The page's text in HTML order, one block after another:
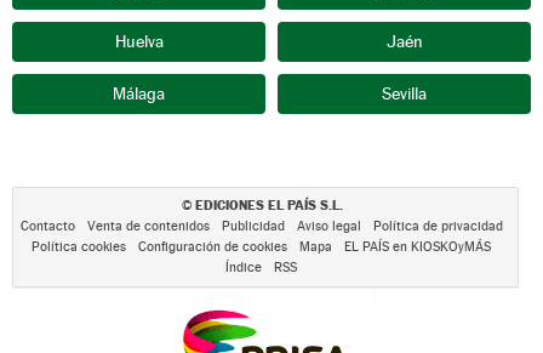
Huelva Jaén
Málaga Sevilla
© EDICIONES EL PAÍS S.L.
Contacto Venta de contenidos Publicidad Aviso legal
Política de privacidad
Política cookies
Configuración de cookies Mapa
EL PAÍS en KIOSKOyMÁS
Índice
RSS